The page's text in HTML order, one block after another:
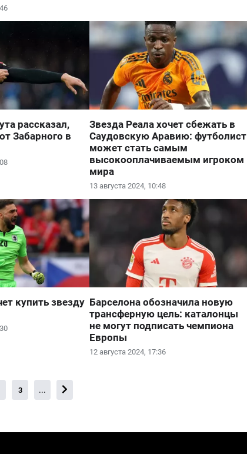
рассказал,
Забарного в
13 августа 2024, 10:48
Звезда Реала хочет сбежать в
Саудовскую Аравию: футболист
может стать самым
высокооплачиваемым игроком
мира
купить звезду
12 августа 2024, 17:36
Барселона обозначила новую
трансферную цель: каталонцы
не могут подписать чемпиона
Европы
3 ...